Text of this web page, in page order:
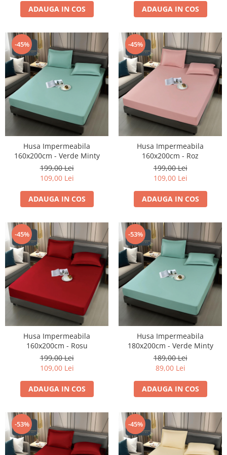
ADAUGA IN COS ADAUGA IN COS
-45%
Husa Impermeabila
160x200cm - Verde Minty
199,00 Lei
109,00 Lei
ADAUGA IN COS
-45%
Husa Impermeabila
160x200cm - Roz
199,00 Lei
109,00 Lei
ADAUGA IN COS
-45%
Husa Impermeabila
160x200cm - Rosu
199,00 Lei
109,00 Lei
ADAUGA IN COS
-53%
Husa Impermeabila
180x200cm - Verde Minty
189,00 Lei
89,00 Lei
ADAUGA IN COS
-53% -45%